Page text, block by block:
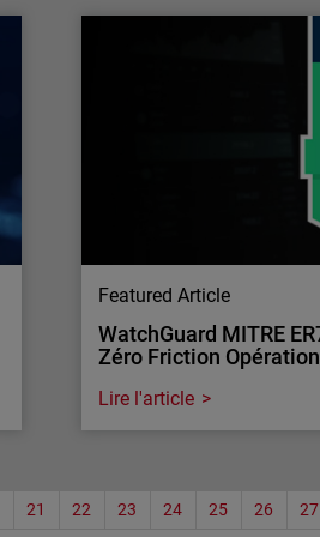
Sécurité des identités
Les identités
Découvrez comment
Featured Article
WatchGuard MITRE
Zéro Friction
WatchGuard MITRE
Zéro Friction
Lire l'article
21 22 23 24 25 26 27